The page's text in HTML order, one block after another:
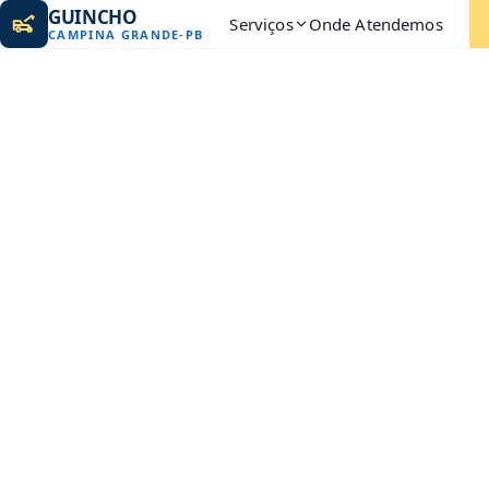
GUINCHO
CAMPINA GRANDE- PB Serviços Onde Atendemos